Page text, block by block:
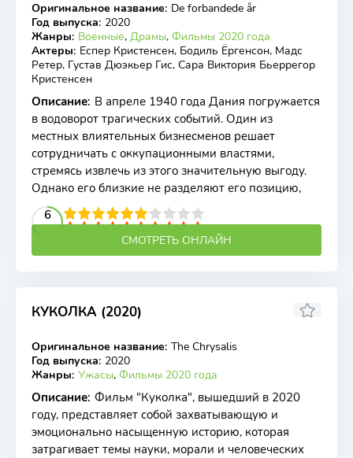
WEB-DL
Оригинальное название: De forbandede år
Год выпуска: 2020
Жанры: Военные, Драмы, Фильмы 2020 года
Актеры: Еспер Кристенсен, Бодиль Ёргенсон, Мадс
Ретер, Густав Дюэкьер Гис, Сара Виктория Бьеррегор
Кристенсен
Описание: В апреле 1940 года Дания погружается
в водоворот трагических событий. Один из
местных влиятельных бизнесменов решает
сотрудничать с оккупационными властями,
стремясь извлечь из этого значительную выгоду.
Однако его близкие не разделяют его позицию,
6
4 5 6 7 8 9 10
СМОТРЕТЬ ОНЛАЙН
КУКОЛКА (2020)
WEBRip
Оригинальное название: The Chrysalis
Год выпуска: 2020
Жанры: Ужасы, Фильмы 2020 года
Описание: Фильм "Куколка", вышедший в 2020
году, представляет собой захватывающую и
эмоционально насыщенную историю, которая
затрагивает темы науки, морали и человеческих